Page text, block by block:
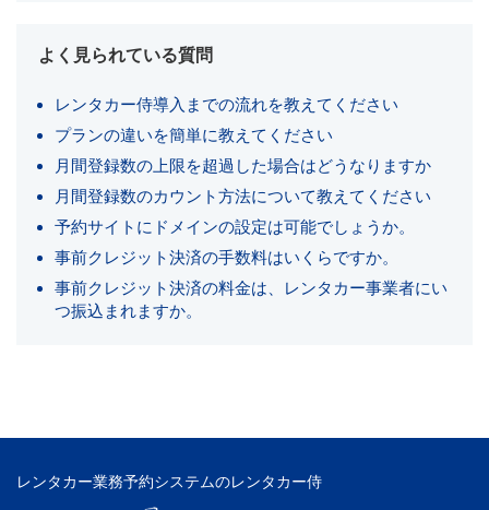
よく見られている質問
レンタカー侍導入までの流れを教えてください
プランの違いを簡単に教えてください
月間登録数の上限を超過した場合はどうなりますか
月間登録数のカウント方法について教えてください
予約サイトにドメインの設定は可能でしょうか。
事前クレジット決済の手数料はいくらですか。
事前クレジット決済の料金は、レンタカー事業者にい
つ振込まれますか。
レンタカー業務予約システムのレンタカー侍